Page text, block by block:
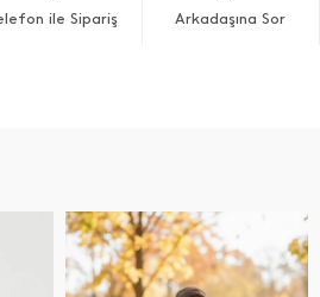
ile Sipariş Arkadaşına Sor